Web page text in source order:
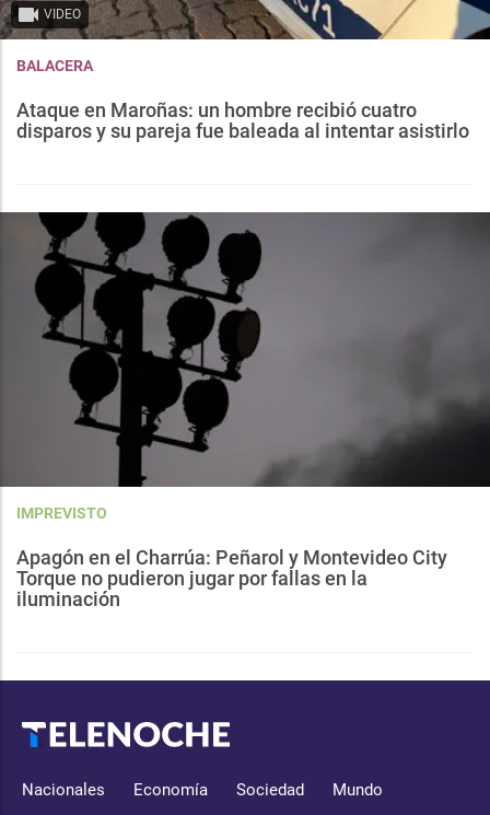
VIDEO
BALACERA
Ataque en Maroñas: un hombre recibió cuatro
disparos y su pareja fue baleada al intentar asistirlo
IMPREVISTO
Apagón en el Charrúa: Peñarol y Montevideo City
Torque no pudieron jugar por fallas en la
iluminación
Nacionales Economía Sociedad Mundo